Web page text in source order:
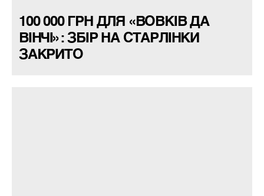
100 000 ГРН ДЛЯ «ВОВКІВ ДА
ВІНЧІ»: ЗБІР НА СТАРЛІНКИ
ЗАКРИТО